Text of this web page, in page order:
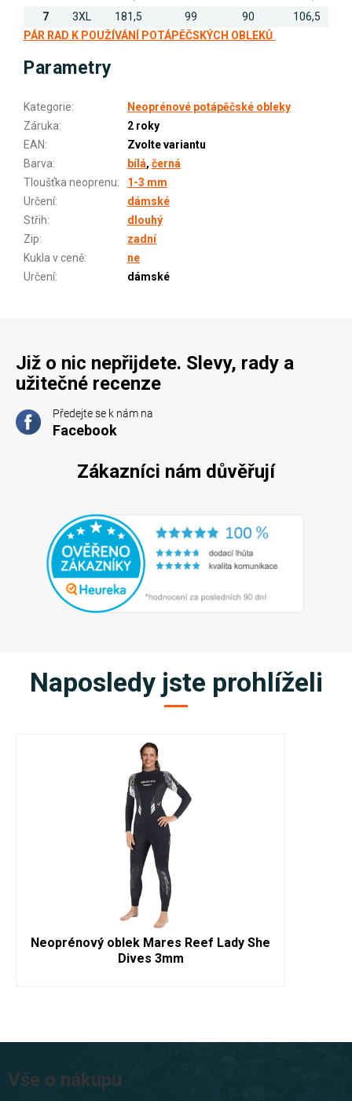
7
3XL 181,5 99 90
106,5
PÁR RAD K POUŽÍVÁNÍ POTÁPĚČSKÝCH OBLEKŮ
Parametry
Kategorie:
Neoprénové potápěčské obleky
Záruka:
2 roky
EAN:
Zvolte variantu
Barva: bílá, černá
Tloušťka neoprenu:
1-3 mm
Určení:
dámské
Střih:
dlouhý
Zip:
zadní
Kukla v ceně:
ne
Určení: dámské
Již o nic nepřijdete. Slevy, rady a
užitečné recenze
Předejte se k nám na
Facebook
Zákazníci nám důvěřují
Naposledy jste prohlíželi
Neoprénový oblek Mares Reef Lady She
Dives 3mm
áVše o nákupu